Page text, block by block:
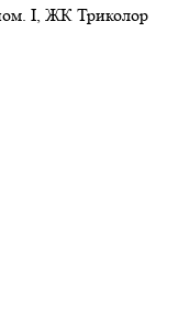
I, ЖК Триколор